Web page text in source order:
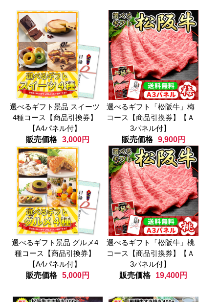
選べるギフト景品 スイーツ
4種コース【商品引換券】
【A4パネル付】
販売価格 3,000円
選べるギフト「松阪牛」梅
コース【商品引換券】【Ａ
3パネル付】
販売価格
9,900円
選べるギフト景品 グルメ4
種コース【商品引換券】
【A4パネル付】
販売価格 5,000円
選べるギフト「松阪牛」桃
コース【商品引換券】【Ａ
3パネル付】
販売価格
19,400円